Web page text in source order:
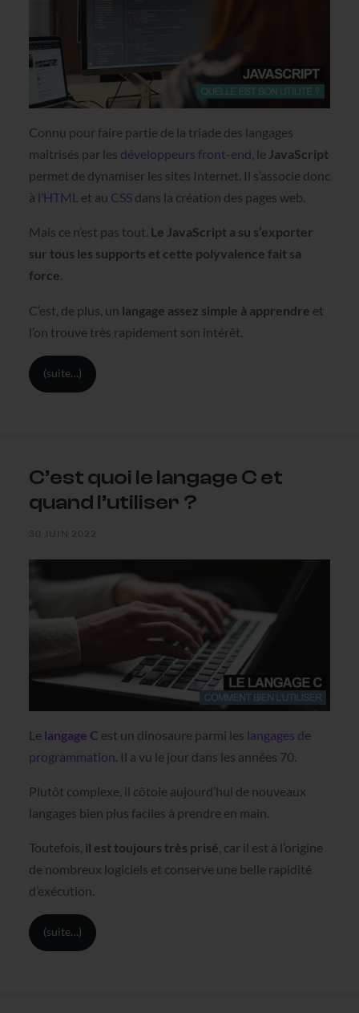
Connu pour faire partie de la triade des langages
maitrisés par les développeurs front-end, le JavaScript
permet de dynamiser les sites Internet. Il s’associe donc
à l’HTML et au CSSdans la création des pages web.
Mais ce n’est pas tout. Le JavaScript a su s’exporter
sur tous les supports et cette polyvalence fait sa
force.
C’est, de plus, un langage assez simple à apprendre et
l’on trouve très rapidement son intérêt.
(suite…)
C’est quoi le langage C et
quand l’utiliser ?
30 JUIN 2022
Le langage C est un dinosaure parmi les langages de
programmation . Il a vu le jour dans les années 70.
Plutôt complexe, il côtoie aujourd’hui de nouveaux
langages bien plus faciles à prendre en main.
Toutefois, il est toujours très prisé, car il est à l’origine
de nombreux logiciels et conserve une belle rapidité
d’exécution.
(suite…)